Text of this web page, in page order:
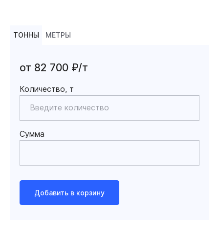
ТОННЫ МЕТРЫ
от 82 700 ₽/т
Количество, т
Сумма
Добавить в корзину